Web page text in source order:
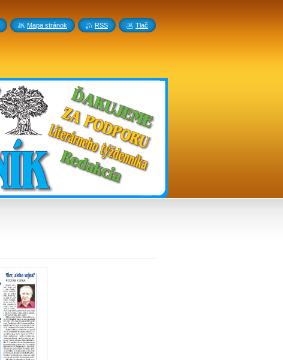
Mapa stránok RSS Tlač